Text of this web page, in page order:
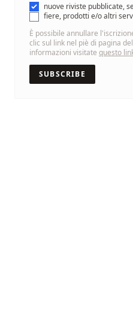
nuove riviste pubblicate,
fiere, prodotti e/o altri
È possibile annullare
clic sul link nel piè di pagina
informazioni visitate questo